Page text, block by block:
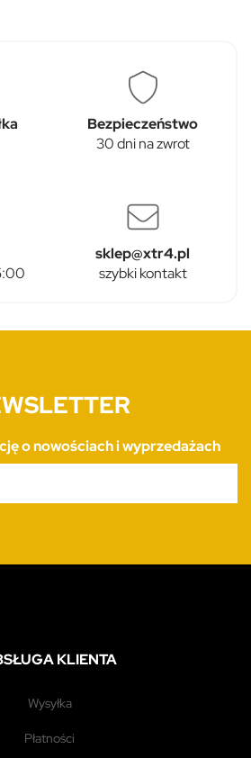
Bezpieczeństwo
30 dni na zwrot
sklep@xtr4.pl
szybki kontakt
o nowościach i wyprzedażach
KLIENTA
wysyłka
płatności